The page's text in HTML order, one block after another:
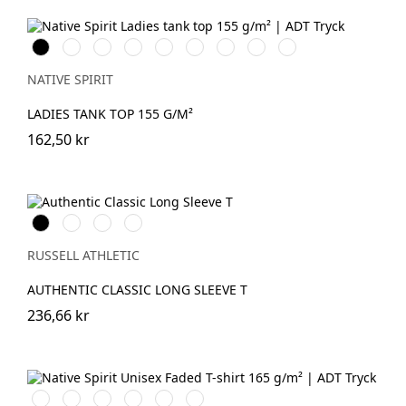
Svart Vit
Organic
Khaki
Wet
Sand
Navy
Blue
Mineral
Grey
Jade
Green
Petal
Rose
Pearl
Rose
NATIVE SPIRIT
LADIES TANK TOP 155 G/M²
162,50 kr
BlackWhiteFrench
Navy
Convoy
Grey
(Solid)
RUSSELL ATHLETIC
AUTHENTIC CLASSIC LONG SLEEVE T
236,66 kr
WashedWashedWashedWashedWashedWashed